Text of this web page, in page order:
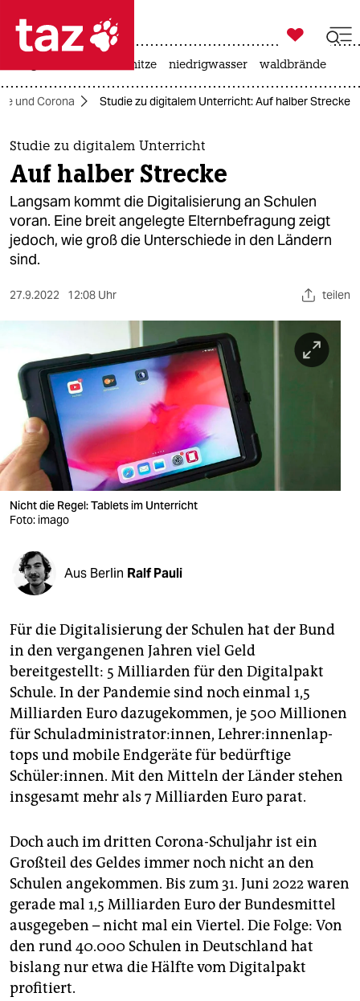
 taz zahl ich
taz zahl ich
themen
politik
öko
gesellschaft
kultur
sport
berlin
nord
wahrheit
verlag
verlag
shop
fragen & hilfe
unterstützen
abo
genossenschaft
epaper login

taz zahl ich
hitze niedrigwasser waldbrände
und Corona Studie zu digitalem Unterricht: Auf halber Strecke
Studie zu digitalem Unterricht
Auf halber Strecke
Langsam kommt die Digitalisierung an Schulen
voran. Eine breit angelegte Elternbefragung zeigt
jedoch, wie groß die Unterschiede in den Ländern
sind.
27.9.2022 12:08 Uhr teilen
Nicht die Regel: Tablets im Unterricht
Foto: imago
Aus Berlin Ralf Pauli
Für die Digitalisierung der Schulen hat der Bund
in den vergangenen Jahren viel Geld
bereitgestellt: 5 Milliarden für den Digitalpakt
Schule. In der Pandemie sind noch einmal 1,5
Milliarden Euro dazugekommen, je 500 Millionen
für Schuladministrator:innen, Leh­re­r:in­nen­lap­
tops und mobile Endgeräte für bedürftige
Schüler:innen. Mit den Mitteln der Länder stehen
insgesamt mehr als 7 Milliarden Euro parat.
Doch auch im dritten Corona-Schuljahr ist ein
Großteil des Geldes immer noch nicht an den
Schulen angekommen. Bis zum 31. Juni 2022 waren
gerade mal 1,5 Milliarden Euro der Bundesmittel
ausgegeben – nicht mal ein Viertel. Die Folge: Von
den rund 40.000 Schulen in Deutschland hat
bislang nur etwa die Hälfte vom Digitalpakt
profitiert.